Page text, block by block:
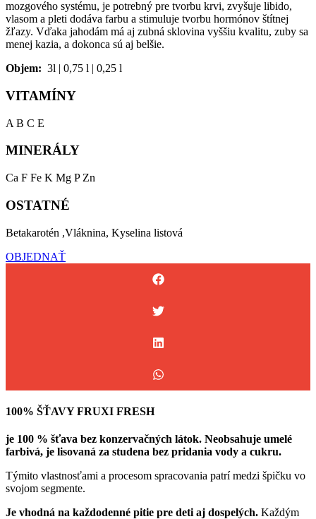
mozgového systému, je potrebný pre tvorbu krvi, zvyšuje libido,
vlasom a pleti dodáva farbu a stimuluje tvorbu hormónov štítnej
žľazy. Vďaka jahodám má aj zubná sklovina vyššiu kvalitu, zuby sa
menej kazia, a dokonca sú aj belšie.
Objem: 3l | 0,75 l | 0,25 l
VITAMÍNY
A B C E
MINERÁLY
Ca F Fe K Mg P Zn
OSTATNÉ
Betakarotén ,Vláknina, Kyselina listová
OBJEDNAŤ
100% ŠŤAVY FRUXI FRESH
je 100 % šťava bez konzervačných látok. Neobsahuje umelé
farbivá, je lisovaná za studena bez pridania vody a cukru.
Týmito vlastnosťami a procesom spracovania patrí medzi špičku vo
svojom segmente.
Je vhodná na každodenné pitie pre deti aj dospelých. Každým